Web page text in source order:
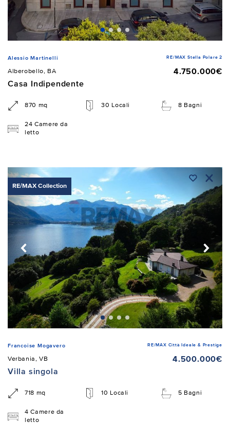
Alessio Martinelli RE/MAX Stella Polare 2
Alberobello, BA
4.750.000€
Casa Indipendente
870 mq 30 Locali 8 Bagni
24 Camere da
letto
RE/MAX Collection
Francoise Mogavero RE/MAX Città Ideale & Prestige
Verbania, VB
4.500.000€
Villa singola
718 mq 10 Locali 5 Bagni
4 Camere da
letto